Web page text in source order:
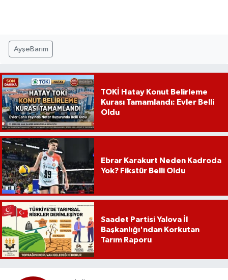
AyşeBarım
TOKİ Hatay Konut Belirleme
Kurası Tamamlandı: Evler Belli
Oldu
Ebrar Karakurt Neden Kadroda
Yok? Fikstür Belli Oldu
Saadet Partisi Yalova İl
Başkanlığı'ndan Korkutan
Tarım Raporu